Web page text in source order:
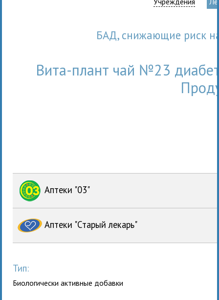
БАД, снижающие риск
Вита-плант чай №23
Аптеки "03"
Аптеки "Старый лекарь"
Тип:
Биологически активные добавки